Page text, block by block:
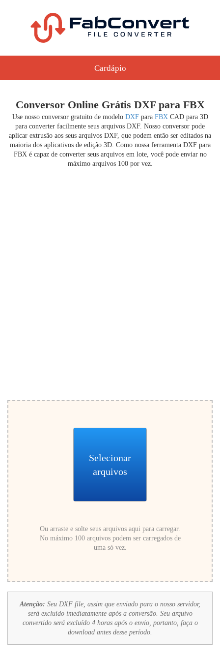
Cardápio
Conversor Online Grátis DXF para FBX
Use nosso conversor gratuito de modelo DXFpara FBXCAD para 3D
para converter facilmente seus arquivos DXF. Nosso conversor pode
aplicar extrusão aos seus arquivos DXF, que podem então ser editados na
maioria dos aplicativos de edição 3D. Como nossa ferramenta DXF para
FBX é capaz de converter seus arquivos em lote, você pode enviar no
máximo arquivos 100 por vez.
Selecionar
arquivos
Ou arraste e solte seus arquivos aqui para carregar.
No máximo 100 arquivos podem ser carregados de
uma só vez.
Atenção: Seu DXF file, assim que enviado para o nosso servidor,
será excluído imediatamente após a conversão. Seu arquivo
convertido será excluído 4 horas após o envio, portanto, faça o
download antes desse período.